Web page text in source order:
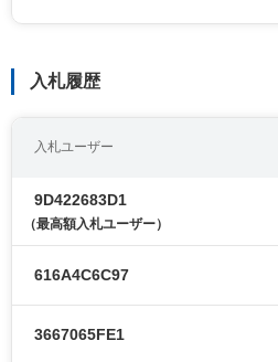
入札履歴
入札ユーザー
9D422683D1
（最高額入札ユーザー）
616A4C6C97
3667065FE1